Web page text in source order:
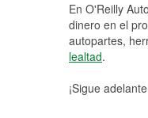
En O'Reilly
dinero en el
autopartes,
lealtad.
¡Sigue